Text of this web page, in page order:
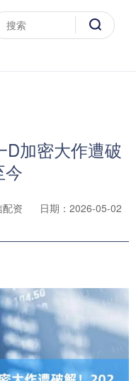
D加密大作遭破
今
资
日期：2026-05-02